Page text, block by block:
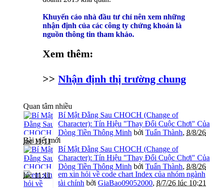
Khuyến cáo nhà đầu tư chỉ nên xem những
nhận định của các công ty chứng khoán là
nguồn thông tin tham khảo.
Xem thêm:
>> Nhận định thị trường chung
Quan tâm nhiều
Bí Mật Đằng Sau CHOCH (Change of
Character): Tín Hiệu "Thay Đổi Cuộc Chơi" Của
Dòng Tiền Thông Minh bởi Tuấn Thành, 8/8/26
lúc 11:11
Bài viết mới
Bí Mật Đằng Sau CHOCH (Change of
Character): Tín Hiệu "Thay Đổi Cuộc Chơi" Của
Dòng Tiền Thông Minh bởi Tuấn Thành, 8/8/26
lúc 11:11
em xin hỏi về code chart Index của nhóm ngành
tài chính bởi GiaBao09052000, 8/7/26 lúc 10:21